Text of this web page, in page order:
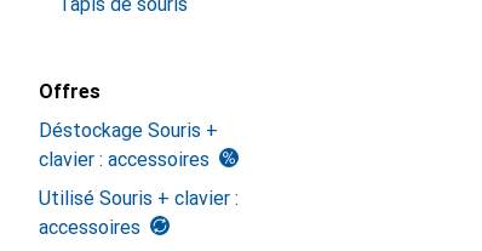
Offres
Déstockage Souris +
clavier : accessoires
Utilisé Souris + clavier :
accessoires